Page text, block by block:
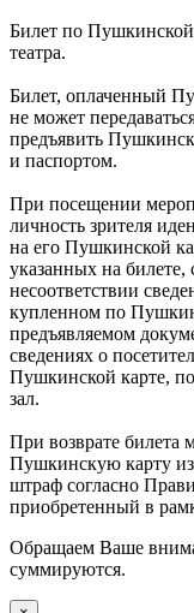
Билет по Пушкинской
театра.
Билет, оплаченный
не может
предъявить
и паспортом.
При посещении
личность зрителя
на его Пушкинской
указанных на
несоответствии
купленном по
предъявляемом
сведениях о
Пушкинской карте,
зал.
При возврате билета
Пушкинскую карту
штраф согласно
приобретенный в
Обращаем Ваше
суммируются.